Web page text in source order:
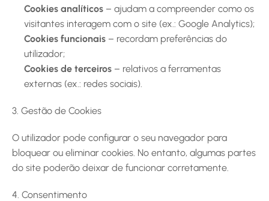
Cookies analíticos – ajudam a compreender como os
visitantes interagem com o site (ex.: Google Analytics);
Cookies funcionais – recordam preferências do
utilizador;
Cookies de terceiros – relativos a ferramentas
externas (ex.: redes sociais).
3. Gestão de Cookies
O utilizador pode configurar o seu navegador para
bloquear ou eliminar cookies. No entanto, algumas partes
do site poderão deixar de funcionar corretamente.
4. Consentimento